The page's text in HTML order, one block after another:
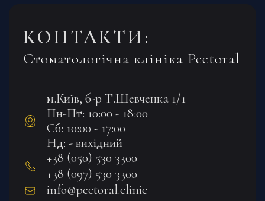
КОНТАКТИ:
Стоматологічна клініка Pectoral
м.Київ, б-р Т.Шевченка 1/1
Пн-Пт: 10:00 - 18:00
Сб: 10:00 - 17:00
Нд: - вихідний
+38 (050) 530 3300
+38 (097) 530 3300
info@pectoral.clinic